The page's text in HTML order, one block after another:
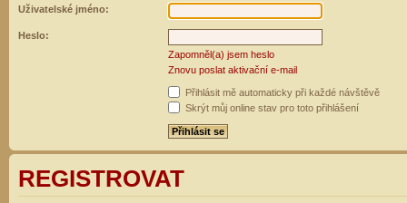
Uživatelské jméno:
Heslo:
Zapomněl(a) jsem heslo
Znovu poslat aktivační e-mail
Přihlásit mě automaticky při každé návštěvě
Skrýt můj online stav pro toto přihlášení
REGISTROVAT